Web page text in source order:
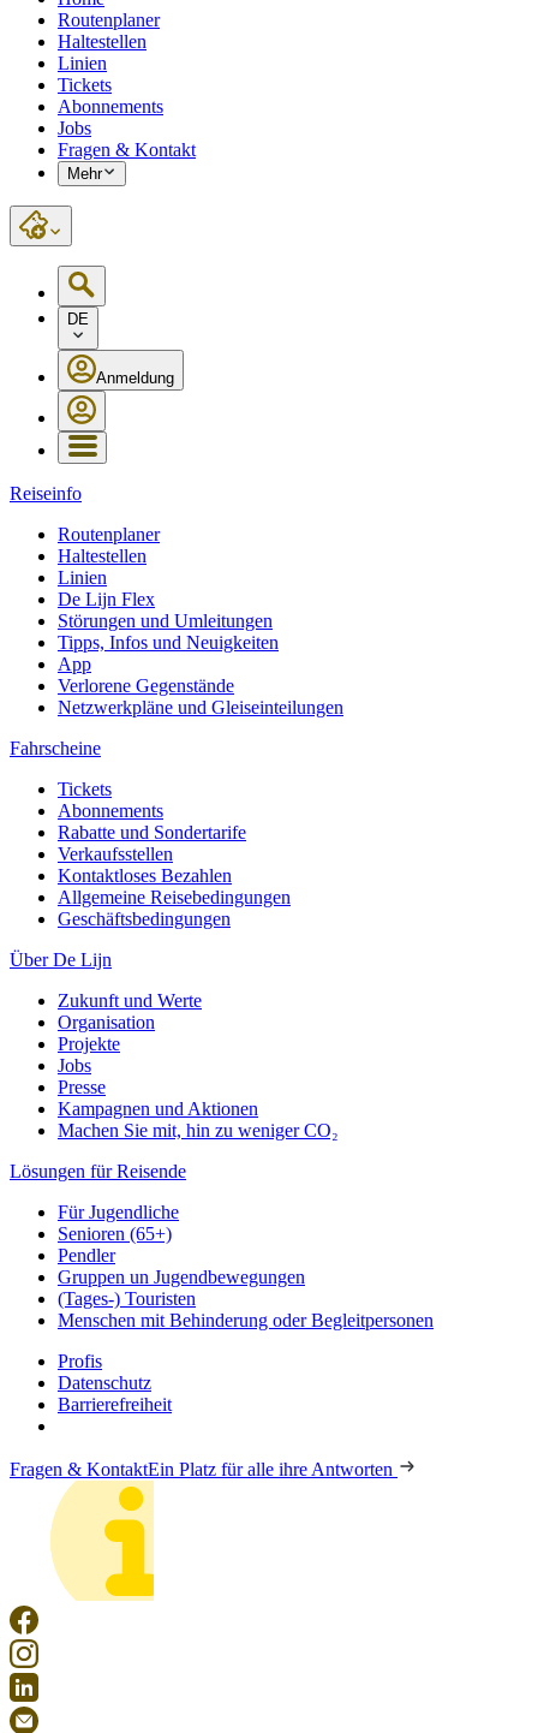
Routenplaner
Haltestellen
Linien
Tickets
Abonnements
Jobs
Fragen & Kontakt
Mehr
DE
Anmeldung
Reiseinfo
Routenplaner
Haltestellen
Linien
De Lijn Flex
Störungen und Umleitungen
Tipps, Infos und Neuigkeiten
App
Verlorene Gegenstände
Netzwerkpläne und Gleiseinteilungen
Fahrscheine
Tickets
Abonnements
Rabatte und Sondertarife
Verkaufsstellen
Kontaktloses Bezahlen
Allgemeine Reisebedingungen
Geschäftsbedingungen
Über De Lijn
Zukunft und Werte
Organisation
Projekte
Jobs
Presse
Kampagnen und Aktionen
Machen Sie mit, hin zu weniger CO₂
Lösungen für Reisende
Für Jugendliche
Senioren (65+)
Pendler
Gruppen un Jugendbewegungen
(Tages-) Touristen
Menschen mit Behinderung oder Begleitpersonen
Profis
Datenschutz
Barrierefreiheit
Fragen & KontaktEin Platz für alle ihre Antworten